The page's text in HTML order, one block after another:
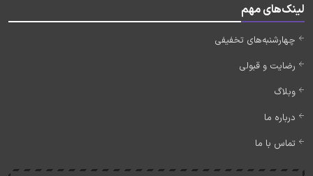
لینک‌های مهم
چهارشنبه‌های تخفیفی
رضایت و قبولی
وبلاگ
درباره ما
تماس با ما